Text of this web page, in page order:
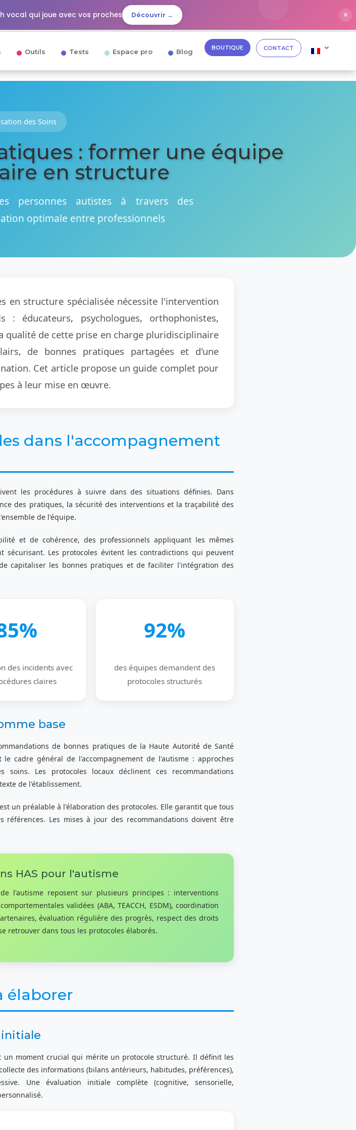
vocal qui joue avec vos proches Découvrir → ✕
Outils Tests Espace pro Blog BOUTIQUE CONTACT
des Soins
: former une équipe
en structure
personnes autistes à travers des
optimale entre professionnels
en structure spécialisée nécessite l'intervention
: éducateurs, psychologues, orthophonistes,
qualité de cette prise en charge pluridisciplinaire
de bonnes pratiques partagées et d'une
Cet article propose un guide complet pour
à leur mise en œuvre.
dans l'accompagnement
les procédures à suivre dans des situations définies. Dans
des pratiques, la sécurité des interventions et la traçabilité des
de l'équipe.
et de cohérence, des professionnels appliquant les mêmes
Les protocoles évitent les contradictions qui peuvent
capitaliser les bonnes pratiques et de faciliter l'intégration des
des incidents avec
claires
92%
des équipes demandent des
protocoles structurés
base
de bonnes pratiques de la Haute Autorité de Santé
le cadre général de l'accompagnement de l'autisme : approches
soins. Les protocoles locaux déclinent ces recommandations
de l'établissement.
un préalable à l'élaboration des protocoles. Elle garantit que tous
références. Les mises à jour des recommandations doivent être
HAS pour l'autisme
l'autisme reposent sur plusieurs principes : interventions
validées (ABA, TEACCH, ESDM), coordination
évaluation régulière des progrès, respect des droits
retrouver dans tous les protocoles élaborés.
élaborer
un moment crucial qui mérite un protocole structuré. Il définit les
des informations (bilans antérieurs, habitudes, préférences),
Une évaluation initiale complète (cognitive, sensorielle,